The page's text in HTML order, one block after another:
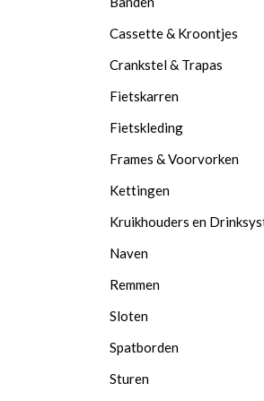
Cassette & Kroontjes
Crankstel & Trapas
Fietskarren
Fietskleding
Frames & Voorvorken
Kettingen
Kruikhouders en
Naven
Remmen
Sloten
Spatborden
Sturen